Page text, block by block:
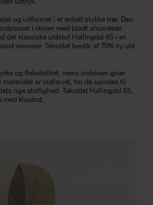
og udformet i et enkelt stykke træ. Den
i stolen med blødt afrundede
det klassiske uldstof Hallingdal 65 i en
mønster. Tekstilet består af 70% ny uld
og fleksibilitet, mens viskosen giver
er indfarvet, før de spindes til
rige stoflighed. Tekstilet Hallingdal 65,
Kvadrat.